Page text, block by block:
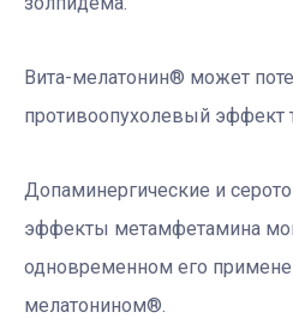
Вита-мелатонин® может
противоопухолевый эффект
Допаминергические и
эффекты метамфетамина
одновременном его
мелатонином®